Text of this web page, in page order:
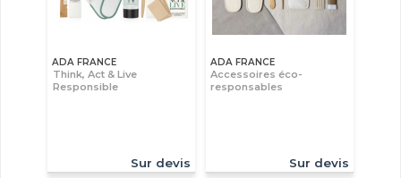
ADA FRANCE
Think, Act & Live
Responsible
Sur devis
ADA FRANCE
Accessoires éco-
responsables
Sur devis